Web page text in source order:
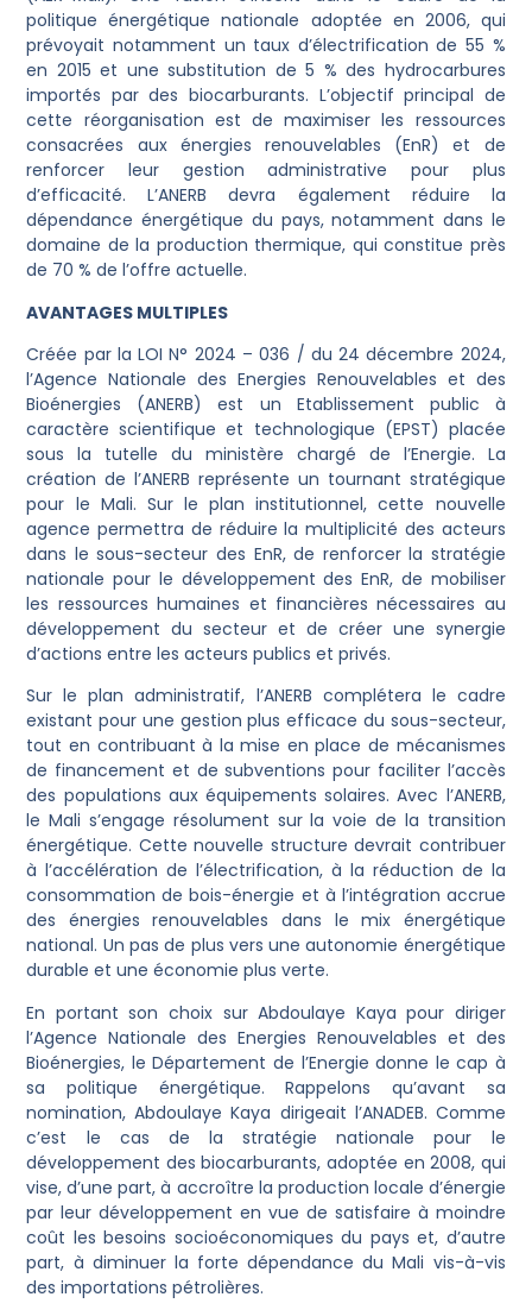
politique énergétique nationale adoptée en 2006, qui
prévoyait notamment un taux d’électrification de 55 %
en 2015 et une substitution de 5 % des hydrocarbures
importés par des biocarburants. L’objectif principal de
cette réorganisation est de maximiser les ressources
consacrées aux énergies renouvelables (EnR) et de
renforcer leur gestion administrative pour plus
d’efficacité. L’ANERB devra également réduire la
dépendance énergétique du pays, notamment dans le
domaine de la production thermique, qui constitue près
de 70 % de l’offre actuelle.
AVANTAGES MULTIPLES
Créée par la LOI N° 2024 – 036 / du 24 décembre 2024,
l’Agence Nationale des Energies Renouvelables et des
Bioénergies (ANERB) est un Etablissement public à
caractère scientifique et technologique (EPST) placée
sous la tutelle du ministère chargé de l’Energie. La
création de l’ANERB représente un tournant stratégique
pour le Mali. Sur le plan institutionnel, cette nouvelle
agence permettra de réduire la multiplicité des acteurs
dans le sous-secteur des EnR, de renforcer la stratégie
nationale pour le développement des EnR, de mobiliser
les ressources humaines et financières nécessaires au
développement du secteur et de créer une synergie
d’actions entre les acteurs publics et privés.
Sur le plan administratif, l’ANERB complétera le cadre
existant pour une gestion plus efficace du sous-secteur,
tout en contribuant à la mise en place de mécanismes
de financement et de subventions pour faciliter l’accès
des populations aux équipements solaires. Avec l’ANERB,
le Mali s’engage résolument sur la voie de la transition
énergétique. Cette nouvelle structure devrait contribuer
à l’accélération de l’électrification, à la réduction de la
consommation de bois-énergie et à l’intégration accrue
des énergies renouvelables dans le mix énergétique
national. Un pas de plus vers une autonomie énergétique
durable et une économie plus verte.
En portant son choix sur Abdoulaye Kaya pour diriger
l’Agence Nationale des Energies Renouvelables et des
Bioénergies, le Département de l’Energie donne le cap à
sa politique énergétique. Rappelons qu’avant sa
nomination, Abdoulaye Kaya dirigeait l’ANADEB. Comme
c’est le cas de la stratégie nationale pour le
développement des biocarburants, adoptée en 2008, qui
vise, d’une part, à accroître la production locale d’énergie
par leur développement en vue de satisfaire à moindre
coût les besoins socioéconomiques du pays et, d’autre
part, à diminuer la forte dépendance du Mali vis-à-vis
des importations pétrolières.